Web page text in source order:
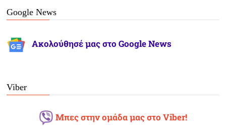
Google News
Ακολούθησέ μας στο Google News
Viber
Μπες στην ομάδα μας στο Viber!